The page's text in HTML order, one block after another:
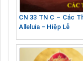
CN 33 TN C – Các
Alleluia – Hiệp Lễ